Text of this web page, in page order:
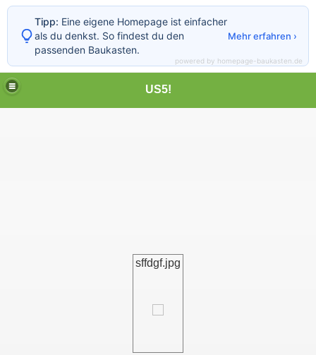
US5!
sffdgf.jpg
Tipp: Eine eigene Homepage ist einfacher
als du denkst. So findest du den
passenden Baukasten.
Mehr erfahren ›
powered by homepage-baukasten.de